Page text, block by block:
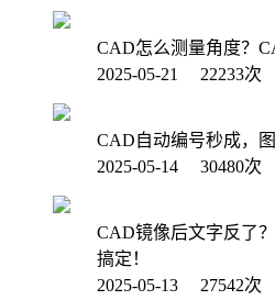
CAD怎么测量角度？
2025-05-21 22233次
CAD自动编号秒成，
2025-05-14 30480次
CAD镜像后文字反了
搞定！
2025-05-13 27542次